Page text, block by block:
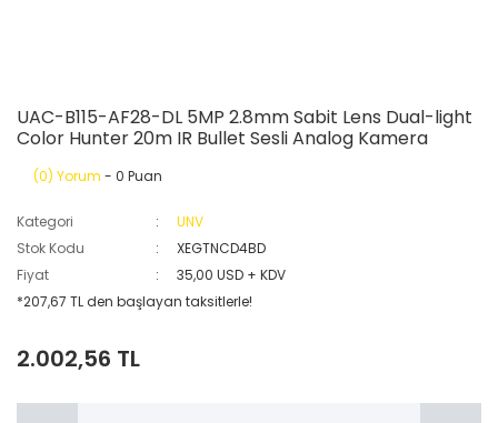
UAC-B115-AF28-DL 5MP 2.8mm Sabit Lens Dual-light
Color Hunter 20m IR Bullet Sesli Analog Kamera
(0) Yorum - 0 Puan
Kategori
UNV
Stok Kodu
XEGTNCD4BD
Fiyat
35,00 USD + KDV
*207,67 TL den başlayan taksitlerle!
2.002,56 TL